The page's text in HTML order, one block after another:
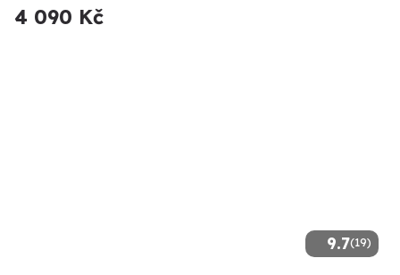
4 090 Kč
9.7(19)